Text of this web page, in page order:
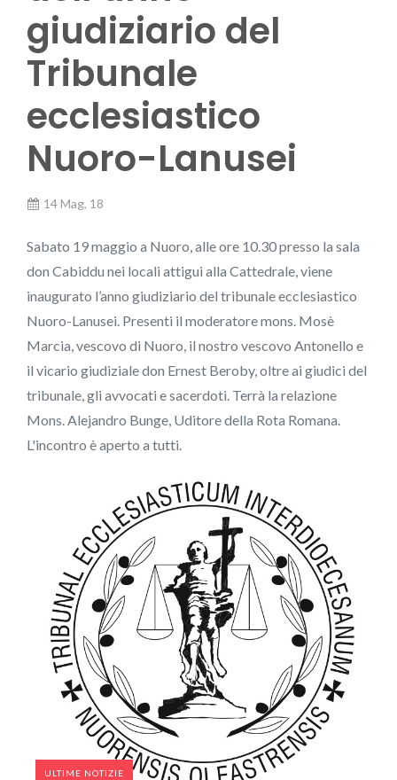
giudiziario del
Tribunale
ecclesiastico
Nuoro-Lanusei
14 Mag, 18
Sabato 19 maggio a Nuoro, alle ore 10.30 presso la sala
don Cabiddu nei locali attigui alla Cattedrale, viene
inaugurato l’anno giudiziario del tribunale ecclesiastico
Nuoro-Lanusei. Presenti il moderatore mons. Mosè
Marcia, vescovo di Nuoro, il nostro vescovo Antonello e
il vicario giudiziale don Ernest Beroby, oltre ai giudici del
tribunale, gli avvocati e sacerdoti. Terrà la relazione
Mons. Alejandro Bunge, Uditore della Rota Romana.
L'incontro è aperto a tutti.
ULTIME NOTIZIE